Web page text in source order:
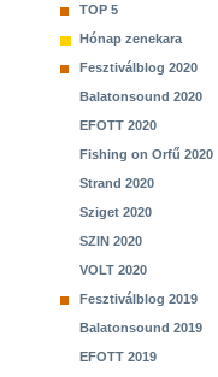
TOP 5
Hónap zenekara
Fesztiválblog 2020
Balatonsound 2020
EFOTT 2020
Fishing on Orfű 2020
Strand 2020
Sziget 2020
SZIN 2020
VOLT 2020
Fesztiválblog 2019
Balatonsound 2019
EFOTT 2019